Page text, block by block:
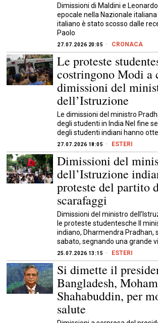
Dimissioni di Maldini e
epocale nella Nazionale
italiano è stato scosso dalle
Paolo
27.07.2026 20:05 CRONACA
Le proteste
costringono Modi a
dimissioni del
dell’Istruzione
Le dimissioni del ministro
degli studenti in India Nel fine
degli studenti indiani hanno
27.07.2026 18:05 ESTERI
Dimissioni del
dell’Istruzione
proteste del partito
scarafaggi
Dimissioni del ministro
le proteste studentesche Il
indiano, Dharmendra Pradhan,
sabato, segnando una grande
25.07.2026 13:15 ESTERI
Si dimette il
Bangladesh,
Shahabuddin, per
salute